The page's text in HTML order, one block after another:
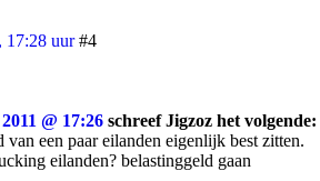
17:28 uur #4
@ 17:26 schreef Jigzoz het volgende:
een paar eilanden eigenlijk best zitten.
eilanden? belastinggeld gaan